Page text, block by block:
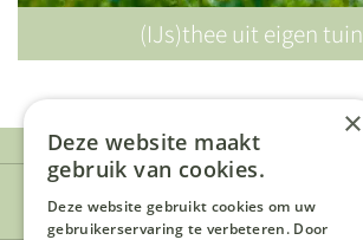
(IJs)thee uit eigen tuin
Over ons
×
Deze website maakt
gebruik van cookies.
Deze website gebruikt cookies om uw
gebruikerservaring te verbeteren. Door